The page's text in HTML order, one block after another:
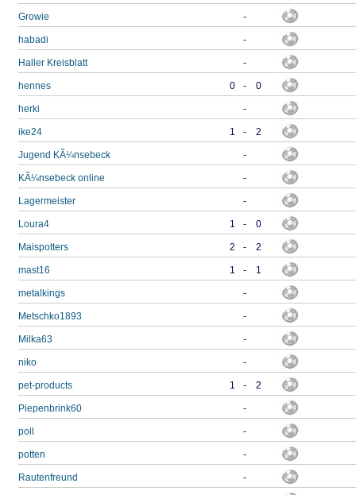
Growie -
habadi -
Haller Kreisblatt -
hennes 0 - 0
herki -
ike24 1 - 2
Jugend KÃ¼nsebeck -
KÃ¼nsebeck online -
Lagermeister -
Loura4 1 - 0
Maispotters 2 - 2
mast16 1 - 1
metalkings -
Metschko1893 -
Milka63 -
niko -
pet-products 1 - 2
Piepenbrink60 -
poll -
potten -
Rautenfreund -